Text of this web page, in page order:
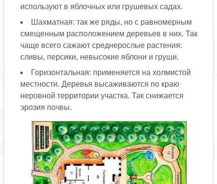
используют в яблочных или грушевых садах.
Шахматная: так же ряды, но с равномерным
смещенным расположением деревьев в них. Так
чаще всего сажают среднерослые растения:
сливы, персики, невысокие яблони и груши.
Горизонтальная: применяется на холмистой
местности. Деревья высаживаются по краю
неровной территории участка. Так снижается
эрозия почвы.